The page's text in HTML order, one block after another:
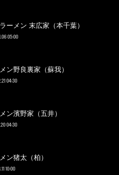
ーメン 末広家（本千葉）
05:00
ン野良裏家（蘇我）
04:30
ン濱野家（五井）
04:30
ン猪太（柏）
10:00